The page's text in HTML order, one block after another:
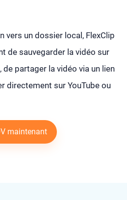
vers un dossier local, FlexClip
de sauvegarder la vidéo sur
de partager la vidéo via un lien
directement sur YouTube ou
maintenant